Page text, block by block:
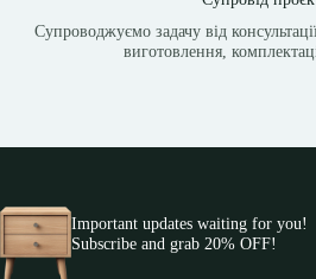
Супроводжуємо задачу від
виготовлення,
Important updates waiting for you!
Subscribe and grab 20% OFF!